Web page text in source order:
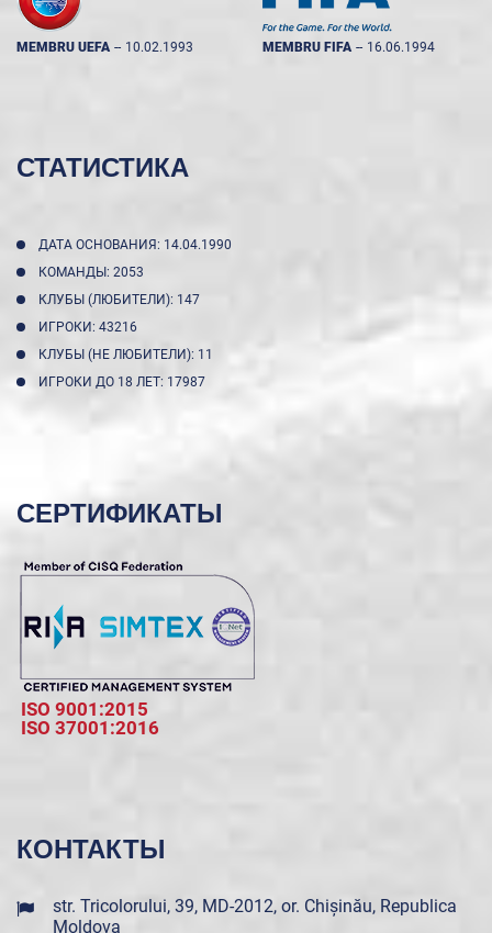
MEMBRU UEFA -- 10.02.1993 MEMBRU FIFA -- 16.06.1994
СТАТИСТИКА
ДАТА ОСНОВАНИЯ: 14.04.1990
КОМАНДЫ: 2053
КЛУБЫ (ЛЮБИТЕЛИ): 147
ИГРОКИ: 43216
КЛУБЫ (НЕ ЛЮБИТЕЛИ): 11
ИГРОКИ ДО 18 ЛЕТ: 17987
СЕРТИФИКАТЫ
ISO 9001:2015
ISO 37001:2016
КОНТАКТЫ
str. Tricolorului, 39, MD-2012, or. Chișinău, Republica
Moldova